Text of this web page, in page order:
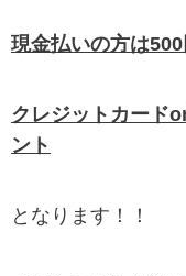
現金払いの方は
クレジットカード
ント
となります！！